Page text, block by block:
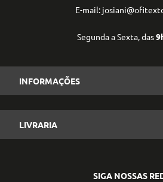
E-mail:
Segunda a Sexta, das
INFORMAÇÕES
LIVRARIA
SIGA NOSSAS